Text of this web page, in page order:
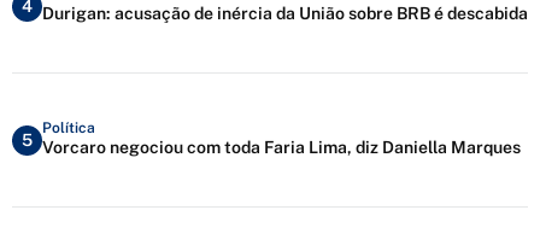
4 Durigan: acusação de inércia da União sobre BRB é descabida
5
Política
Vorcaro negociou com toda Faria Lima, diz Daniella Marques